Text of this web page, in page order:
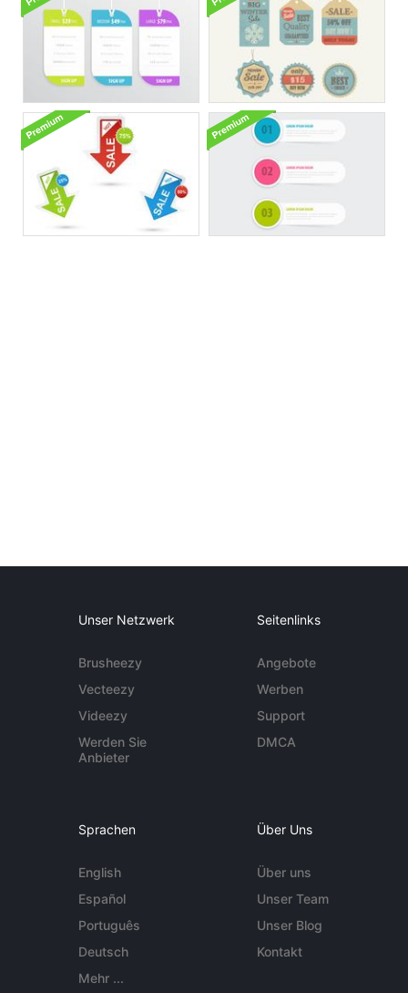
Unser Netzwerk
Brusheezy
Vecteezy
Videezy
Werden Sie
Anbieter
Seitenlinks
Angebote
Werben
Support
DMCA
Sprachen
English
Español
Português
Deutsch
Mehr ...
Über Uns
Über uns
Unser Team
Unser Blog
Kontakt